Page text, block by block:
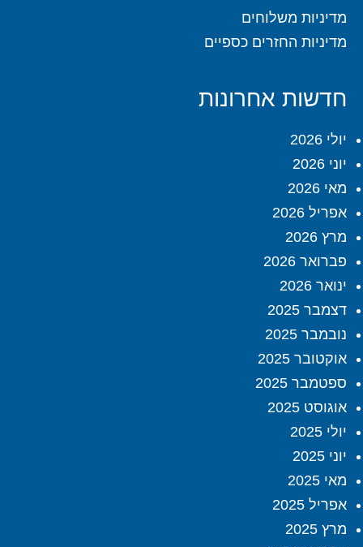
מדיניות משלוחים
מדיניות החזרים כספיים
חדשות אחרונות
יולי 2026
יוני 2026
מאי 2026
אפריל 2026
מרץ 2026
פברואר 2026
ינואר 2026
דצמבר 2025
נובמבר 2025
אוקטובר 2025
ספטמבר 2025
אוגוסט 2025
יולי 2025
יוני 2025
מאי 2025
אפריל 2025
מרץ 2025